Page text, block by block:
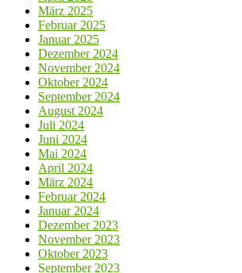
März 2025
Februar 2025
Januar 2025
Dezember 2024
November 2024
Oktober 2024
September 2024
August 2024
Juli 2024
Juni 2024
Mai 2024
April 2024
März 2024
Februar 2024
Januar 2024
Dezember 2023
November 2023
Oktober 2023
September 2023